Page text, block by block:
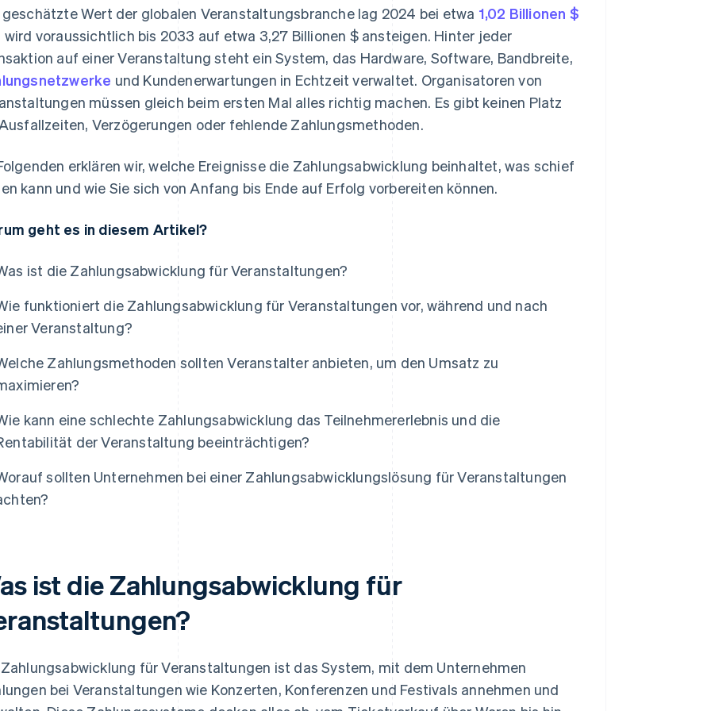
geschätzte Wert der globalen Veranstaltungsbranche lag 2024 bei etwa 1,02 Billionen $
wird voraussichtlich bis 2033 auf etwa 3,27 Billionen $ ansteigen. Hinter jeder
auf einer Veranstaltung steht ein System, das Hardware, Software, Bandbreite,
und Kundenerwartungen in Echtzeit verwaltet. Organisatoren von
müssen gleich beim ersten Mal alles richtig machen. Es gibt keinen Platz
Verzögerungen oder fehlende Zahlungsmethoden.
erklären wir, welche Ereignisse die Zahlungsabwicklung beinhaltet, was schief
kann und wie Sie sich von Anfang bis Ende auf Erfolg vorbereiten können.
geht es in diesem Artikel?
ist die Zahlungsabwicklung für Veranstaltungen?
funktioniert die Zahlungsabwicklung für Veranstaltungen vor, während und nach
Veranstaltung?
Zahlungsmethoden sollten Veranstalter anbieten, um den Umsatz zu
kann eine schlechte Zahlungsabwicklung das Teilnehmererlebnis und die
der Veranstaltung beeinträchtigen?
sollten Unternehmen bei einer Zahlungsabwicklungslösung für Veranstaltungen
ist die Zahlungsabwicklung für
für Veranstaltungen ist das System, mit dem Unternehmen
bei Veranstaltungen wie Konzerten, Konferenzen und Festivals annehmen und